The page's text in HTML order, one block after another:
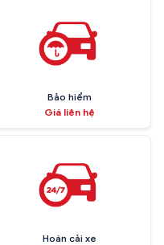
Bảo hiểm
Giá liên hệ
Hoán cải xe